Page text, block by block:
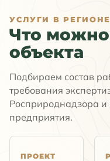
УСЛУГИ В РЕГИОНЕ
Что можно
объекта
Подбираем состав
требования
Росприроднадзора и
предприятия.
ПРОЕКТ